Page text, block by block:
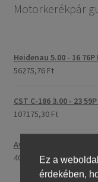
Motorkerékpár
Heidenau 5.00 - 16 76P
56275,76 Ft
CST C-186 3.00 - 23
107175,30 Ft
Avon Roadrider MKII
40707,26 Ft
Ez a
érdekében,